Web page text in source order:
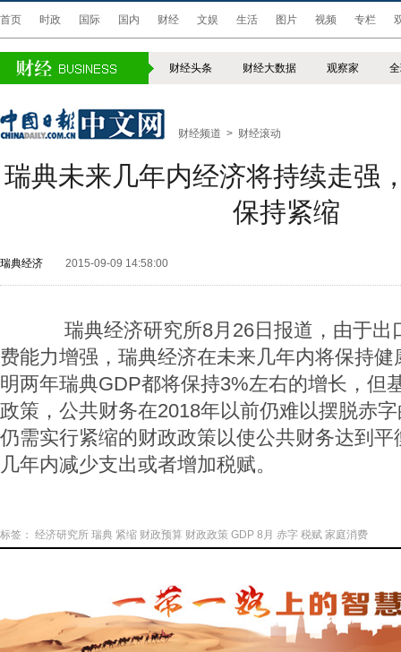
首页 时政 国际 国内 财经 文娱 生活 图片 视频 专栏
财经头条 财经大数据 观察家
财经频道 > 财经滚动
瑞典未来几年内经济将持续走强
保持紧缩
瑞典经济 2015-09-09 14:58:00
瑞典经济研究所8月26日报道，由于出
费能力增强，瑞典经济在未来几年内将保持
明两年瑞典GDP都将保持3%左右的增长，但
政策，公共财务在2018年以前仍难以摆脱赤
仍需实行紧缩的财政政策以使公共财务达到
几年内减少支出或者增加税赋。
标签： 经济研究所 瑞典 紧缩 财政预算 财政政策 GDP 8月 赤字 税赋 家庭消费